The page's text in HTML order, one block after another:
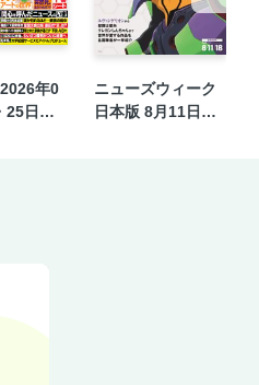
手
年0
25日合
ニューズウィーク
日本版 8月11日・1